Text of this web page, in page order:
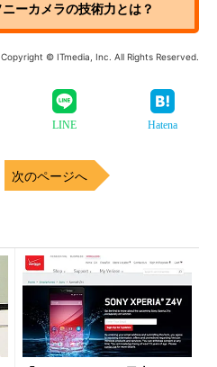
ーカメラの技術力とは？
Copyright © ITmedia, Inc. All Rights Reserved.
LINE Hatena
次のページへ